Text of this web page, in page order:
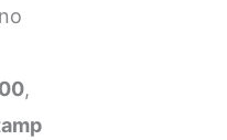
,